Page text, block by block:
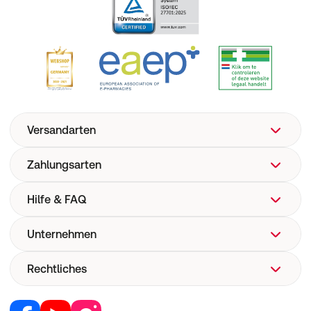
Versandarten
Zahlungsarten
Hilfe & FAQ
FAQ
Versand
Unternehmen
Über uns
Corporate Website
Rechtliches
Vertrag widerrufen